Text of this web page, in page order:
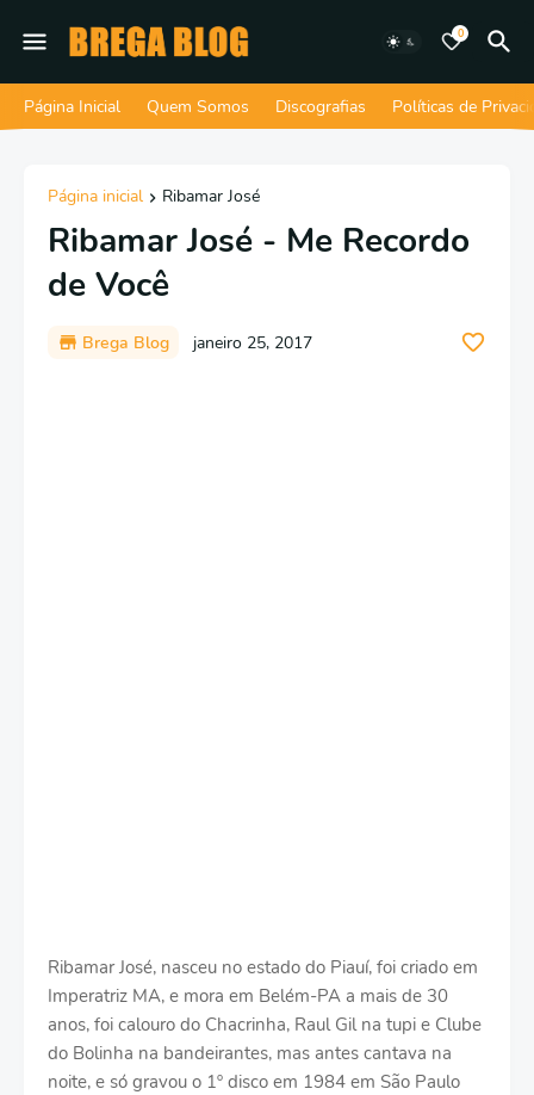
0
Página Inicial Quem Somos Discografias Políticas de
Página inicial Ribamar José
Ribamar José - Me Recordo
de Você
Brega Blog janeiro 25, 2017
Ribamar José, nasceu no estado do Piauí, foi criado em
Imperatriz MA, e mora em Belém-PA a mais de 30
anos, foi calouro do Chacrinha, Raul Gil na tupi e Clube
do Bolinha na bandeirantes, mas antes cantava na
noite, e só gravou o 1º disco em 1984 em São Paulo